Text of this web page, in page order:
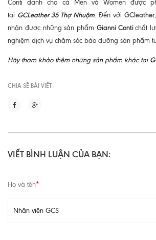
Conti dành cho cả Men và Women được
tại GCLeather 35 Thợ Nhuộm . Đến với GCleather
nhận được những sản phẩm Gianni Contichất
nghiệm dịch vụ chăm sóc bảo dưỡng sản phẩm
Hãy tham khảo thêm những sản phẩm khác tại
CHIA SẼ BÀI VIẾT
VIẾT BÌNH LUẬN CỦA BẠN:
Họ và tên*